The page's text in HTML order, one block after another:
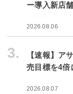
ー導入新店
2026.08.06
3.
【速報】
売目標を4倍
2026.08.07